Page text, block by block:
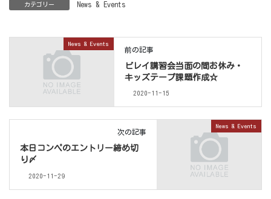
カテゴリー News & Events
News & Events
前の記事
ビレイ講習会当面の間お休み・
キッズテープ課題作成☆
2020-11-15
News & Events
次の記事
本日コンペのエントリー締め切
り〆
2020-11-29